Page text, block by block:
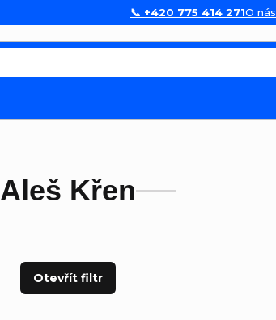
📞 +420 775 414 271O nás
Aleš Křen
Otevřít filtr